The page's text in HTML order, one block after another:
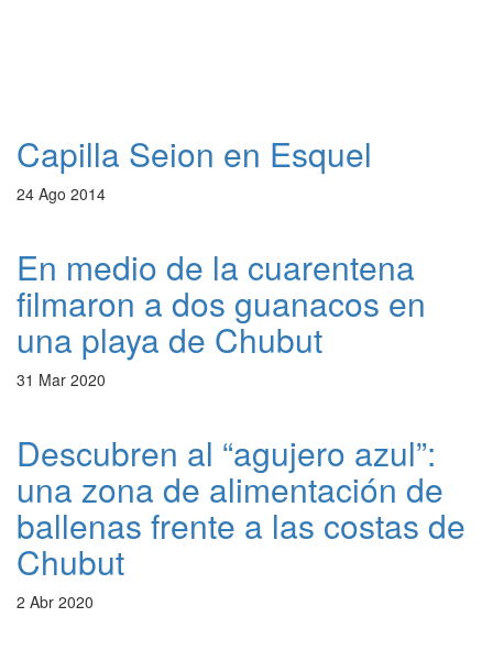
Capilla Seion en Esquel
24 Ago 2014
En medio de la cuarentena
filmaron a dos guanacos en
una playa de Chubut
31 Mar 2020
Descubren al “agujero azul”:
una zona de alimentación de
ballenas frente a las costas de
Chubut
2 Abr 2020